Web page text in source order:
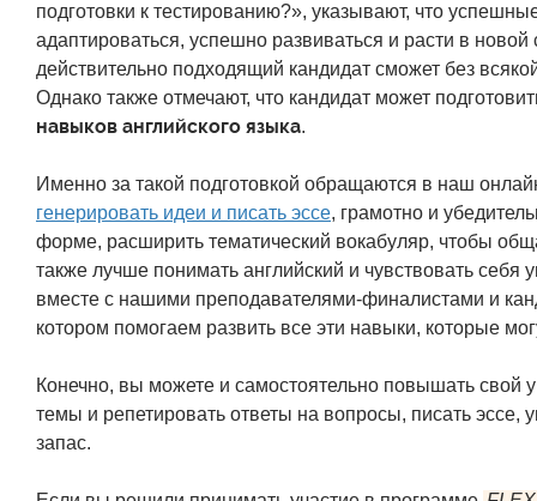
подготовки к тестированию?», указывают, что
адаптироваться, успешно развиваться и расти в новой
действительно подходящий кандидат сможет без
Однако также отмечают, что кандидат может
навыков английского языка.
Именно за такой подготовкой обращаются в наш
генерировать идеи и писать эссе, грамотно и
форме, расширить тематический вокабуляр, чтобы
также лучше понимать английский и чувствовать
вместе с нашими преподавателями-финалистами и
котором помогаем развить все эти навыки, которые
Конечно, вы можете и самостоятельно повышать свой
темы и репетировать ответы на вопросы, писать эссе,
запас.